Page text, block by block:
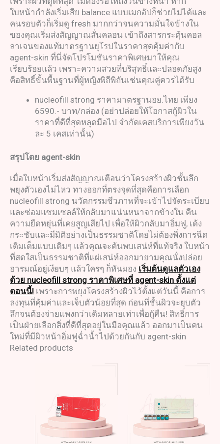
ใบหน้ากำลังเริ่มเสีย balance แบบเมกอัปก็ช่วยไม่ได้และ
คนรอบตัวก็เริ่มดู fresh มากกว่าจนความมั่นใจข้างใน
ของคุณเริ่มส่งสัญญาณสั่นคลอน เข้าถึงสารกระตุ้นคอล
ลาเจนของแท้มาตรฐานยุโรปในราคาสุดคุ้มค่ากับ
agent-skin ที่นี่จัดโปรโมชันราคาพิเศษมาให้คุณ
เรียบร้อยแล้ว เพราะความสวยที่บริสุทธิ์และปลอดภัยสูง
คือสิทธิ์ขั้นพื้นฐานที่ผู้หญิงพิถีพิถันเช่นคุณคู่ควรได้รับ
nucleofill strong ราคามาตรฐานอย.ไทย เพียง
6590.- บาท/กล่อง (อย่าปล่อยให้โอกาสกู้ผิวใน
ราคาที่ดีที่สุดหลุดมือไป จำกัดเคสบริการเพียงวัน
ละ 5 เคสเท่านั้น)
สรุปโดย agent-skin
เมื่อใบหน้าเริ่มส่งสัญญาณเตือนว่าโครงสร้างผิวชั้นลึก
พยุงตัวเองไม่ไหว ทางออกที่ตรงจุดที่สุดคือการเลือก
nucleofill strong นวัตกรรมชีวภาพที่จะเข้าไปจัดระเบียบ
และซ่อมแซมเซลล์ให้กลับมาแน่นหนาจากข้างใน คืน
ความยืดหยุ่นที่เคยสูญเสียไป เพื่อให้ผิวกลับมาอิ่มฟู, เด้ง
กระชับและมีมิติอย่างเป็นธรรมชาติโดยไม่ต้องพึ่งการฉีด
เติมเต็มแบบเดิมๆ แล้วคุณจะค้นพบเสน่ห์ที่แท้จริง ใบหน้า
ที่สดใสเป็นธรรมชาติที่แผ่เสน่ห์ออกมายามคุณนั่งปล่อย
อารมณ์อยู่เงียบๆ แล้วใครๆ ก็หันมอง เริ่มต้นดูแลตัวเอง
ด้วย nucleofill strong ราคาพิเศษที่ agent-skin ตั้งแต่
ตอนนี้! เพราะการพยุงโครงสร้างผิวไว้ตั้งแต่วันนี้ คือการ
ลงทุนที่คุ้มค่าและเจ็บตัวน้อยที่สุด ก่อนที่ชั้นผิวจะยุบตัว
ลึกจนต้องจ่ายแพงกว่าเดิมหลายเท่าเพื่อกู้คืน! สิทธิ์การ
เป็นฝ่ายเลือกสิ่งที่ดีที่สุดอยู่ในมือคุณแล้ว ออกมาเป็นคน
ใหม่ที่มีผิวหน้าอิ่มฟูฉ่ำน้ำไปด้วยกันกับ agent-skin
Related products